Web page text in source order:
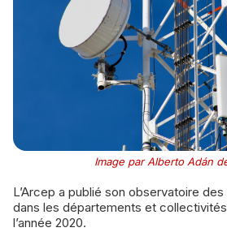
Image par Alberto Adán
L’Arcep a publié son observatoire des services télécoms
dans les départements et
l’année 2020.